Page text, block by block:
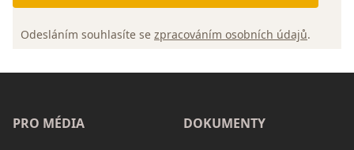
Odesláním souhlasíte se zpracováním osobních údajů.
PRO MÉDIA DOKUMENTY